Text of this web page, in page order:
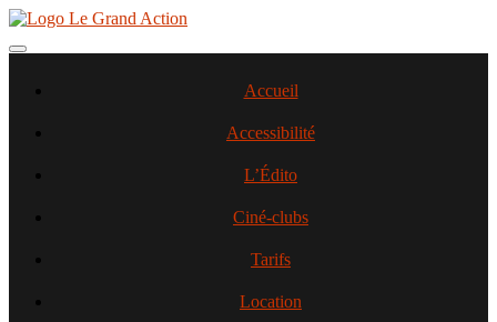
Aller
contenu
Toggle navigation
Accueil
Accessibilité
L’Édito
Ciné-clubs
Tarifs
Location